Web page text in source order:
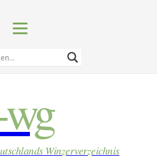
Winzerverzeichnis